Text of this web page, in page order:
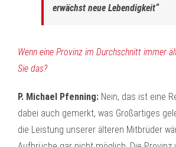
erwächst neue Lebendigkeit“
Wenn eine Provinz im Durchschnitt immer
Sie das?
P. Michael Pfenning: Nein, das ist eine
dabei auch gemerkt, was Großartiges
die Leistung unserer älteren Mitbrüder